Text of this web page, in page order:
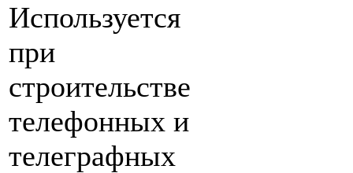
Используется
при
строительстве
телефонных и
телеграфных